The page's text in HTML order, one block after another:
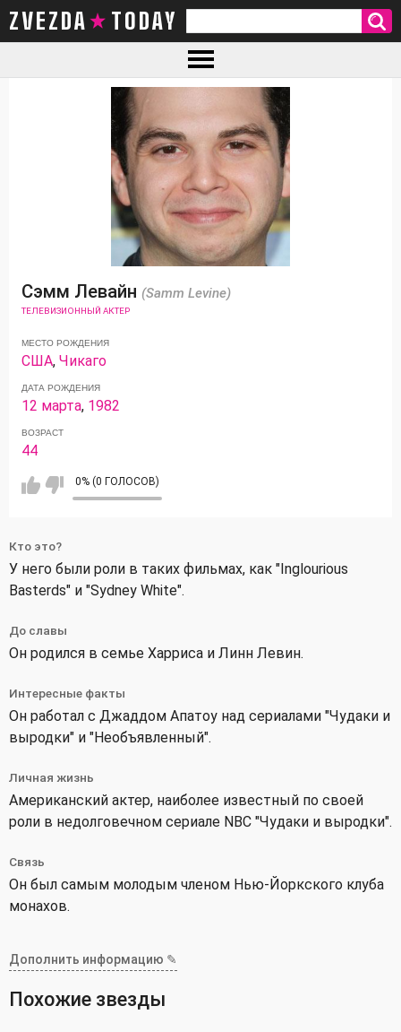
ZVEZDA TODAY
Сэмм Левайн (Samm Levine)
ТЕЛЕВИЗИОННЫЙ АКТЕР
МЕСТО РОЖДЕНИЯ
США,Чикаго
ДАТА РОЖДЕНИЯ
12 марта, 1982
ВОЗРАСТ
44
0% (0 ГОЛОСОВ)
Кто это?
У него были роли в таких фильмах, как "Inglourious
Basterds" и "Sydney White".
До славы
Он родился в семье Харриса и Линн Левин.
Интересные факты
Он работал с Джаддом Апатоу над сериалами "Чудаки и
выродки" и "Необъявленный".
Личная жизнь
Американский актер, наиболее известный по своей
роли в недолговечном сериале NBC "Чудаки и выродки".
Связь
Он был самым молодым членом Нью-Йоркского клуба
монахов.
Дополнить информацию ✎
Похожие звезды